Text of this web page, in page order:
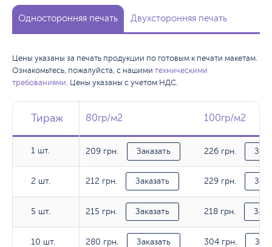
Односторонняя печать Двухсторонняя печать
Цены указаны за печать продукции по готовым к печати макетам.
Ознакомьтесь, пожалуйста, с нашими техническими
требованиями. Цены указаны с учетом НДС.
Тираж
1 шт.
2 шт.
5 шт.
10 шт.
Тираж 80гр/м2 100гр/м2
Тираж 80гр/м2 100гр/м2
1 шт. 209 грн. Заказать 226 грн.
2 шт. 212 грн. Заказать 229 грн.
5 шт. 215 грн. Заказать 218 грн.
10 шт. 280 грн. Заказать 304 грн.